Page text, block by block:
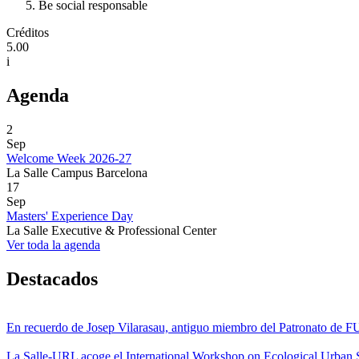
Be social responsable
Créditos
5.00
i
Agenda
2
Sep
Welcome Week 2026-27
La Salle Campus Barcelona
17
Sep
Masters' Experience Day
La Salle Executive & Professional Center
Ver toda la agenda
Destacados
En recuerdo de Josep Vilarasau, antiguo miembro del Patronato de
La Salle-URL acoge el International Workshop on Ecological Urban